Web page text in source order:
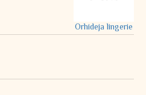
Orhideja lingerie